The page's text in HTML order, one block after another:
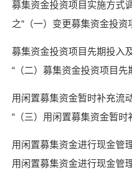
募集资金投资项目实施方式
之“（一）变更募集资金投资
募集资金投资项目先期投入
“（二）募集资金投资项目先
用闲置募集资金暂时补充流
“（三）用闲置募集资金暂时
用闲置募集资金进行现金管
用闲置募集资金进行现金管